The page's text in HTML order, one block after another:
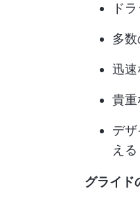
ド
多
迅速
貴
デ
える
グライド